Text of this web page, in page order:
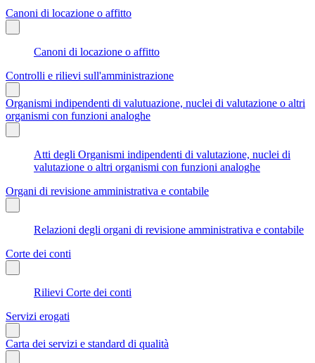
Canoni di locazione o affitto
Canoni di locazione o affitto
Controlli e rilievi sull'amministrazione
Organismi indipendenti di valutuazione, nuclei di valutazione o altri
organismi con funzioni analoghe
Atti degli Organismi indipendenti di valutazione, nuclei di
valutazione o altri organismi con funzioni analoghe
Organi di revisione amministrativa e contabile
Relazioni degli organi di revisione amministrativa e contabile
Corte dei conti
Rilievi Corte dei conti
Servizi erogati
Carta dei servizi e standard di qualità